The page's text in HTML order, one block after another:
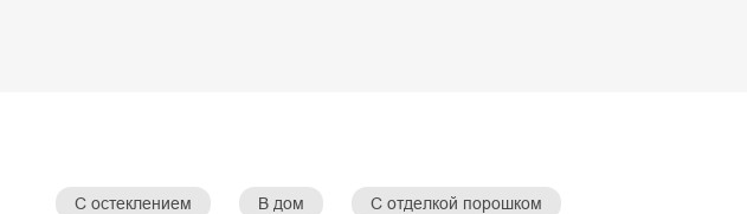
С остеклением В дом С отделкой порошком